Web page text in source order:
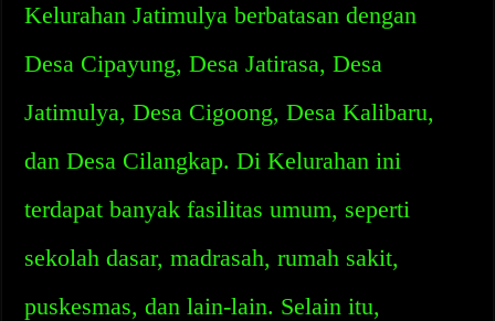
Kelurahan Jatimulya berbatasan dengan
Desa Cipayung, Desa Jatirasa, Desa
Jatimulya, Desa Cigoong, Desa Kalibaru,
dan Desa Cilangkap. Di Kelurahan ini
terdapat banyak fasilitas umum, seperti
sekolah dasar, madrasah, rumah sakit,
puskesmas, dan lain-lain. Selain itu,